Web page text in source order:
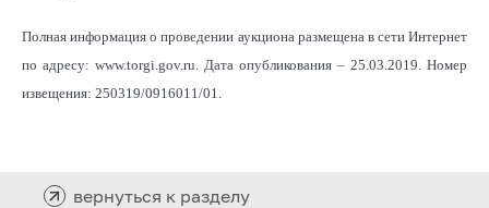
Полная информация о проведении аукциона размещена в сети Интернет
по адресу: www.torgi.gov.ru. Дата опубликования – 25.03.2019. Номер
извещения: 250319/0916011/01.
вернуться к разделу